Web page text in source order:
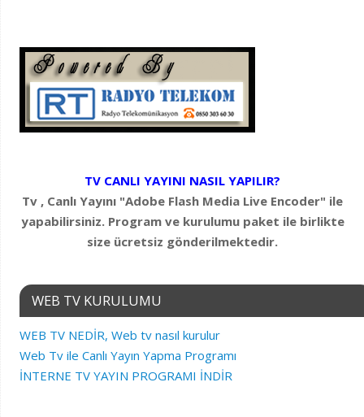
TV CANLI YAYINI NASIL YAPILIR?
Tv , Canlı Yayını "Adobe Flash Media Live Encoder" ile
yapabilirsiniz. Program ve kurulumu paket ile birlikte
size ücretsiz gönderilmektedir.
WEB TV KURULUMU
WEB TV NEDİR, Web tv nasıl kurulur
Web Tv ile Canlı Yayın Yapma Programı
İNTERNE TV YAYIN PROGRAMI İNDİR